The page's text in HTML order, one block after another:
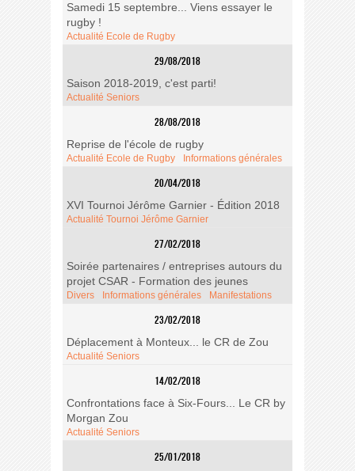
Samedi 15 septembre... Viens essayer le
rugby !
Actualité Ecole de Rugby
29/08/2018
Saison 2018-2019, c'est parti!
Actualité Seniors
28/08/2018
Reprise de l'école de rugby
Actualité Ecole de Rugby Informations générales
20/04/2018
XVI Tournoi Jérôme Garnier - Édition 2018
Actualité Tournoi Jérôme Garnier
27/02/2018
Soirée partenaires / entreprises autours du
projet CSAR - Formation des jeunes
Divers Informations générales Manifestations
23/02/2018
Déplacement à Monteux... le CR de Zou
Actualité Seniors
14/02/2018
Confrontations face à Six-Fours... Le CR by
Morgan Zou
Actualité Seniors
25/01/2018